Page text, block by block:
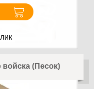
(Песок)